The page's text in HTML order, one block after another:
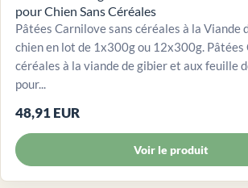
pour Chien Sans Céréales
Pâtées Carnilove sans céréales à la Viande
chien en lot de 1x300g ou 12x300g. Pâtées
céréales à la viande de gibier et aux feuille
pour...
48,91 EUR
Voir le produit